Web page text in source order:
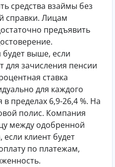
средства взаймы без
справки. Лицам
предъявить
выше, если
для зачисления пенсии
ставка
для каждого
пределах 6,9-26,4 %. На
полис. Компания
между одобренной
клиент будет
по платежам,